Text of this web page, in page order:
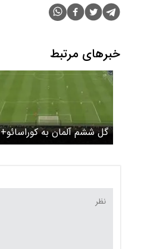
خبرهای مرتبط
گل ششم آلمان به کوراسائو+
ویدئو